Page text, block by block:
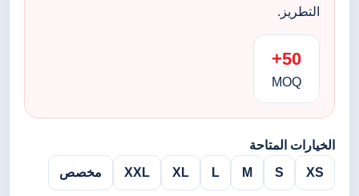
التطريز.
50+
MOQ
الخيارات المتاحة
XS
S
M
L
XL
XXL مخصص